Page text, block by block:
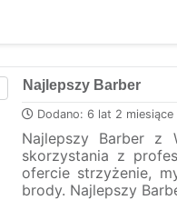
Najlepszy Barber
Dodano: 6 lat 2 miesiące
Najlepszy Barber z
skorzystania z
ofercie strzyżenie,
brody. Najlepszy